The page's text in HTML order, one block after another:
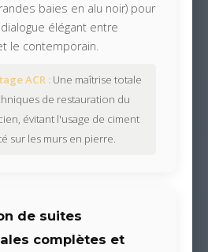
baies en alu noir) pour
élégant entre
le contemporain.
ACR : Une maîtrise totale
de restauration du
évitant l'usage de ciment
sur les murs en pierre.
de suites
complètes et